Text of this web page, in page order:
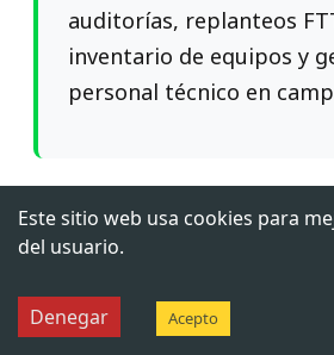
auditorías, replanteos
inventario de equipos y
personal técnico en
¿En qué plataformas
Centrix es
Este sitio web usa cookies para
del usuario.
Denegar Acepto